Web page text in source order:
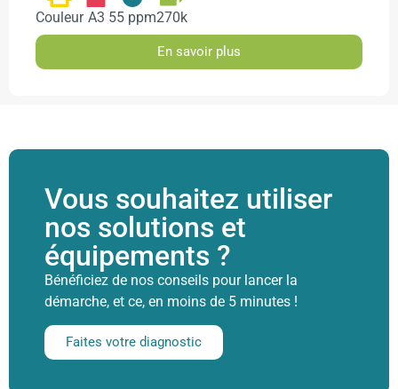
Couleur A3 55 ppm270k
En savoir plus
Vous souhaitez utiliser
nos solutions et
équipements ?
Bénéficiez de nos conseils pour lancer la
démarche, et ce, en moins de 5 minutes !
Faites votre diagnostic